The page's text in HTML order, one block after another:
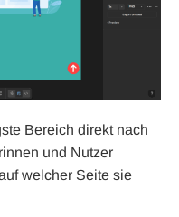
Bereich direkt nach
und Nutzer
welcher Seite sie